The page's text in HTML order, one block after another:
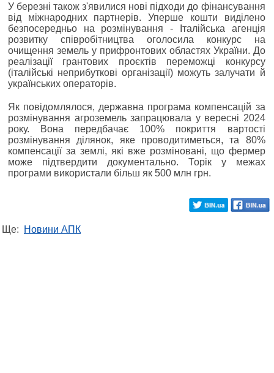
У березні також з'явилися нові підходи до фінансування
від міжнародних партнерів. Уперше кошти виділено
безпосередньо на розмінування - Італійська агенція
розвитку співробітництва оголосила конкурс на
очищення земель у прифронтових областях України. До
реалізації грантових проєктів переможці конкурсу
(італійські неприбуткові організації) можуть залучати й
українських операторів.
Як повідомлялося, державна програма компенсацій за
розмінування агроземель запрацювала у вересні 2024
року. Вона передбачає 100% покриття вартості
розмінування ділянок, яке проводитиметься, та 80%
компенсації за землі, які вже розміновані, що фермер
може підтвердити документально. Торік у межах
програми використали більш як 500 млн грн.
Ще: Новини АПК